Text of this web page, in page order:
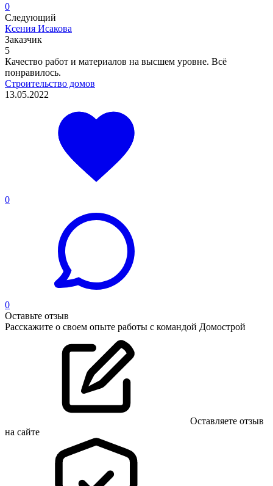
0
Следующий
Ксения Исакова
Заказчик
5
Качество работ и материалов на высшем уровне. Всё
понравилось.
Строительство домов
13.05.2022
0
0
Оставьте отзыв
Расскажите о своем опыте работы с командой Домострой
Оставляете отзыв
на сайте